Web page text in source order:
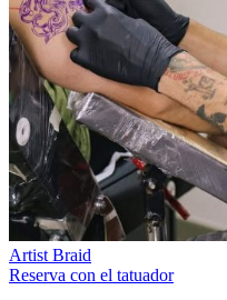
Artist Braid
Reserva con el tatuador